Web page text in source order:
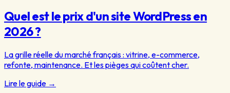
Quel est le prix d'un site WordPress en
2026 ?
La grille réelle du marché français : vitrine, e-commerce,
refonte, maintenance. Et les pièges qui coûtent cher.
Lire le guide →